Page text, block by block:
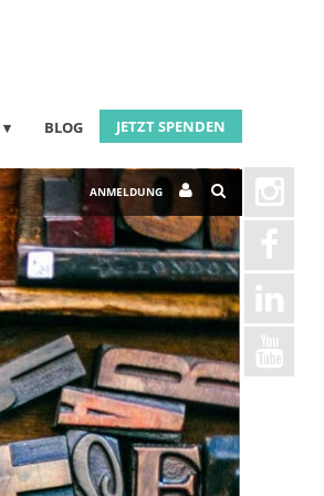
BLOG JETZT SPENDEN
ANMELDUNG